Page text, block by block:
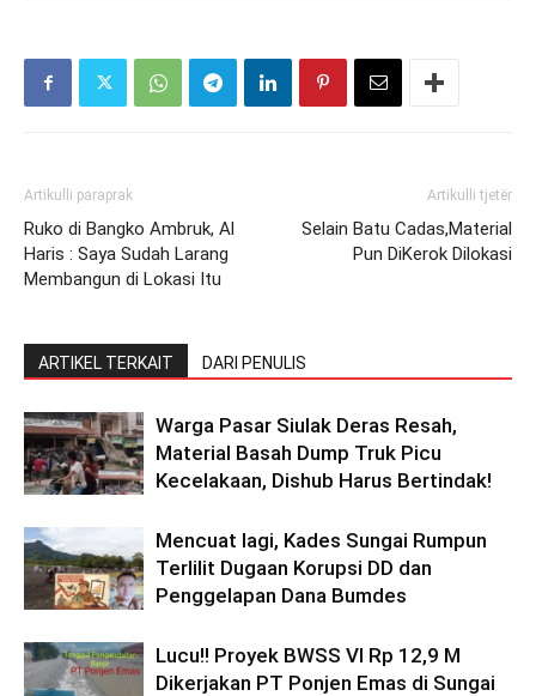
Artikulli paraprak
Ruko di Bangko Ambruk, Al
Haris : Saya Sudah Larang
Membangun di Lokasi Itu
Artikulli tjetër
Selain Batu Cadas,Material
Pun DiKerok Dilokasi
ARTIKEL TERKAIT DARI PENULIS
Warga Pasar Siulak Deras Resah,
Material Basah Dump Truk Picu
Kecelakaan, Dishub Harus Bertindak!
Mencuat lagi, Kades Sungai Rumpun
Terlilit Dugaan Korupsi DD dan
Penggelapan Dana Bumdes
Lucu!! Proyek BWSS VI Rp 12,9 M
Dikerjakan PT Ponjen Emas di Sungai